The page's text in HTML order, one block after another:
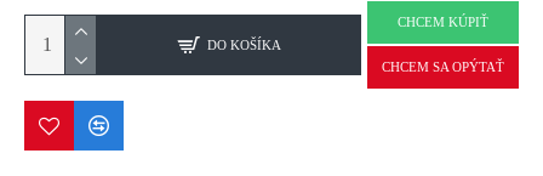
DO KOŠÍKA
CHCEM KÚPIŤ
CHCEM SA OPÝTAŤ